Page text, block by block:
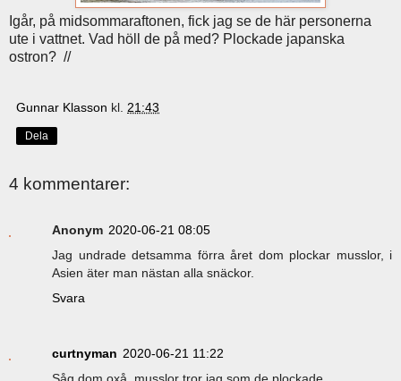
Igår, på midsommaraftonen, fick jag se de här personerna
ute i vattnet. Vad höll de på med? Plockade japanska
ostron? //
Gunnar Klasson kl. 21:43
Dela
4 kommentarer:
Anonym 2020-06-21 08:05
Jag undrade detsamma förra året dom plockar musslor, i
Asien äter man nästan alla snäckor.
Svara
curtnyman 2020-06-21 11:22